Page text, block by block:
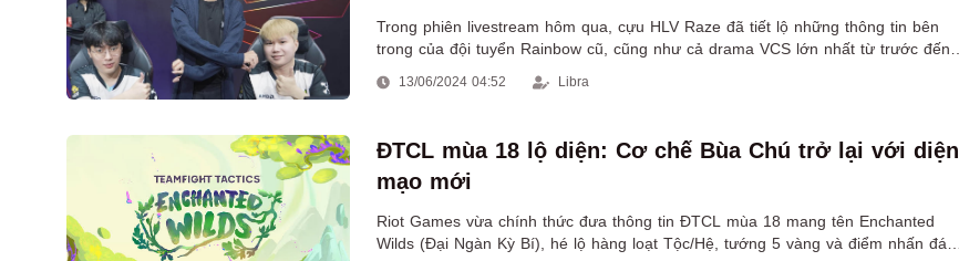
Trong phiên livestream hôm qua, cựu HLV Raze đã tiết lộ những thông tin bên
trong của đội tuyển Rainbow cũ, cũng như cả drama VCS lớn nhất từ trước đến
13/06/2024 04:52 Libra
ĐTCL mùa 18 lộ diện: Cơ chế Bùa Chú trở lại với diện
mạo mới
Riot Games vừa chính thức đưa thông tin ĐTCL mùa 18 mang tên Enchanted
Wilds (Đại Ngàn Kỳ Bí), hé lộ hàng loạt Tộc/Hệ, tướng 5 vàng và điểm nhấn đáng